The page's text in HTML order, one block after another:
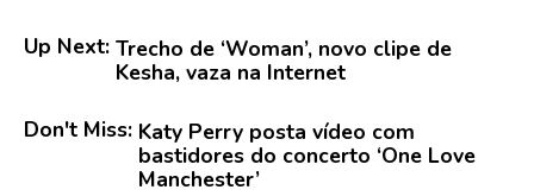
Up Next: Trecho de ‘Woman’, novo clipe de
Kesha, vaza na Internet
Don't Miss: Katy Perry posta vídeo com
bastidores do concerto ‘One Love
Manchester’